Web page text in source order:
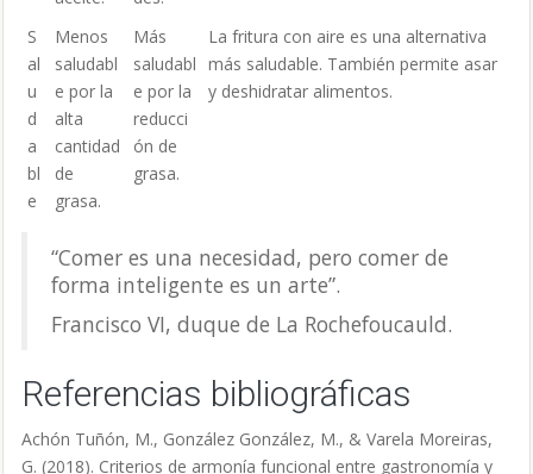
S
al
u
d
a
bl
e
Menos
saludabl
e por la
alta
cantidad
de
grasa.
Más
saludabl
e por la
reducci
ón de
grasa.
La fritura con aire es una alternativa
más saludable. También permite asar
y deshidratar alimentos.
“Comer es una necesidad, pero comer de
forma inteligente es un arte”.
Francisco VI, duque de La Rochefoucauld.
Referencias bibliográficas
Achón Tuñón, M., González González, M., & Varela Moreiras,
G. (2018). Criterios de armonía funcional entre gastronomía y